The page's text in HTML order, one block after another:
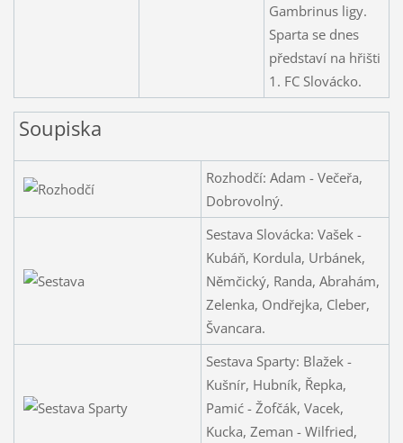
Gambrinus ligy.
Sparta se dnes
představí na hřišti
1. FC Slovácko.
Soupiska
Rozhodčí: Adam - Večeřa,
Dobrovolný.
Sestava Slovácka: Vašek -
Kubáň, Kordula, Urbánek,
Němčický, Randa, Abrahám,
Zelenka, Ondřejka, Cleber,
Švancara.
Sestava Sparty: Blažek -
Kušnír, Hubník, Řepka,
Pamić - Žofčák, Vacek,
Kucka, Zeman - Wilfried,